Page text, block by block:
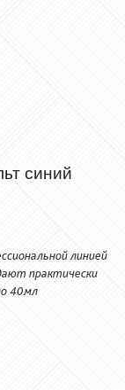
синий
линией
практически
40мл